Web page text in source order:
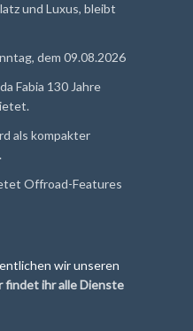
und Luxus, bleibt
dem 09.08.2026
Fabia 130 Jahre
als kompakter
Offroad-Features
wir unseren
findet ihr alle Dienste